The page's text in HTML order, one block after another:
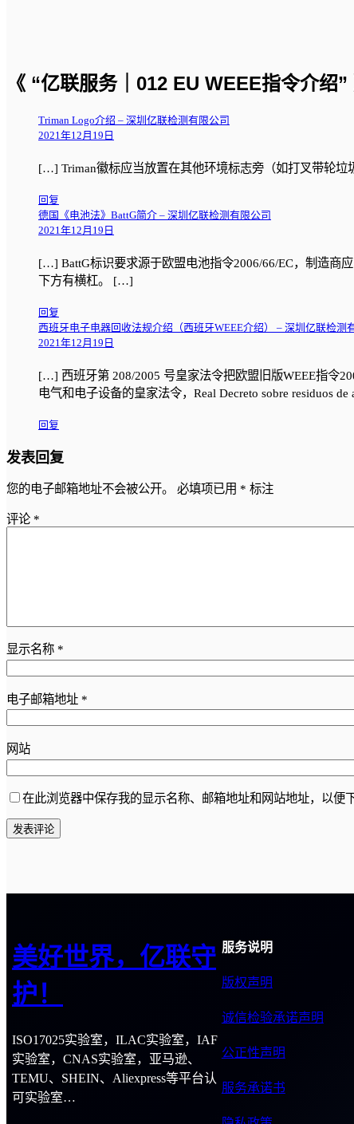
《 “亿联服务｜012 EU WEEE指令介绍
Triman Logo介绍 – 深圳亿联检测有限公司
2021年12月19日
[…] Triman徽标应当放置在其他环境标志旁（如打叉带轮
回复
德国《电池法》BattG简介 – 深圳亿联检测有限公司
2021年12月19日
[…] BattG标识要求源于欧盟电池指令2006/66/EC，制造商
下方有横杠。 […]
回复
西班牙电子电器回收法规介绍（西班牙WEEE介绍） – 深圳亿联检测
2021年12月19日
[…] 西班牙第 208/2005 号皇家法令把欧盟旧版WEEE指令
电气和电子设备的皇家法令，Real Decreto sobre residuos
回复
发表回复
您的电子邮箱地址不会被公开。 必填项已用 * 标注
评论 *
显示名称 *
电子邮箱地址 *
网站
在此浏览器中保存我的显示名称、邮箱地址和网站地址，以便
美好世界，亿联守
护！
ISO17025实验室，ILAC实验室，IAF
实验室，CNAS实验室，亚马逊、
TEMU、SHEIN、Aliexpress等平台认
可实验室…
服务说明
版权声明
诚信检验承诺声明
公正性声明
服务承诺书